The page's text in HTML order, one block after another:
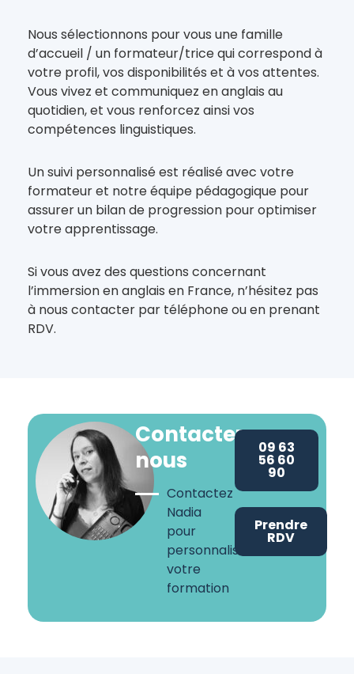
Nous sélectionnons pour vous une famille
d’accueil / un formateur/trice qui correspond à
votre profil, vos disponibilités et à vos attentes.
Vous vivez et communiquez en anglais au
quotidien, et vous renforcez ainsi vos
compétences linguistiques.
Un suivi personnalisé est réalisé avec votre
formateur et notre équipe pédagogique pour
assurer un bilan de progression pour optimiser
votre apprentissage.
Si vous avez des questions concernant
l’immersion en anglais en France, n’hésitez pas
à nous contacter par téléphone ou en prenant
RDV.
Contactez-
nous
Contactez
Nadia
pour
personnaliser
votre
formation
09 63
56 60
90
Prendre
RDV